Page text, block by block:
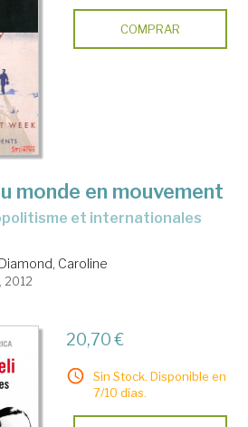
COMPRAR
monde en mouvement
Caroline
2012
20,70 €
Sin Stock. Disponible en
7/10 días.